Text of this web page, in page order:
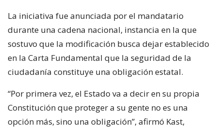
La iniciativa fue anunciada por el mandatario
durante una cadena nacional, instancia en la que
sostuvo que la modificación busca dejar establecido
en la Carta Fundamental que la seguridad de la
ciudadanía constituye una obligación estatal.
“Por primera vez, el Estado va a decir en su propia
Constitución que proteger a su gente no es una
opción más, sino una obligación”, afirmó Kast,